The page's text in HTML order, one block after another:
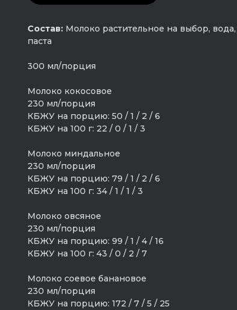
Состав: Молоко растительное на выбор,
паста
300 мл/порция
Молоко кокосовое
230 мл/порция
КБЖУ на порцию: 50 / 1 / 2 / 6
КБЖУ на 100 г: 22 / 0 / 1 / 3
Молоко миндальное
230 мл/порция
КБЖУ на порцию: 79 / 1 / 2 / 6
КБЖУ на 100 г: 34 / 1 / 1 / 3
Молоко овсяное
230 мл/порция
КБЖУ на порцию: 99 / 1 / 4 / 16
КБЖУ на 100 г: 43 / 0 / 2 / 7
Молоко соевое банановое
230 мл/порция
КБЖУ на порцию: 172 / 7 / 5 / 25